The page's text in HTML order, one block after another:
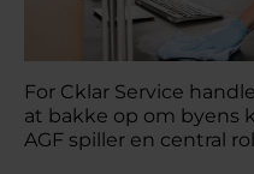
For Cklar Service
at bakke op om byens
AGF spiller en central